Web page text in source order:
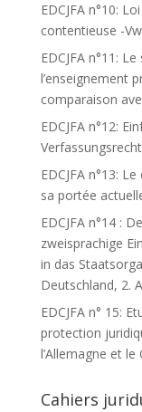
EDCJFA n°10:
contentieuse -
EDCJFA n°11:
l’enseignement
comparaison
EDCJFA n°12:
EDCJFA n°13:
sa portée
EDCJFA n°14 :
zweisprachige
in das
Deutschland, 2.
EDCJFA n° 15:
protection
l’Allemagne et le
Cahiers